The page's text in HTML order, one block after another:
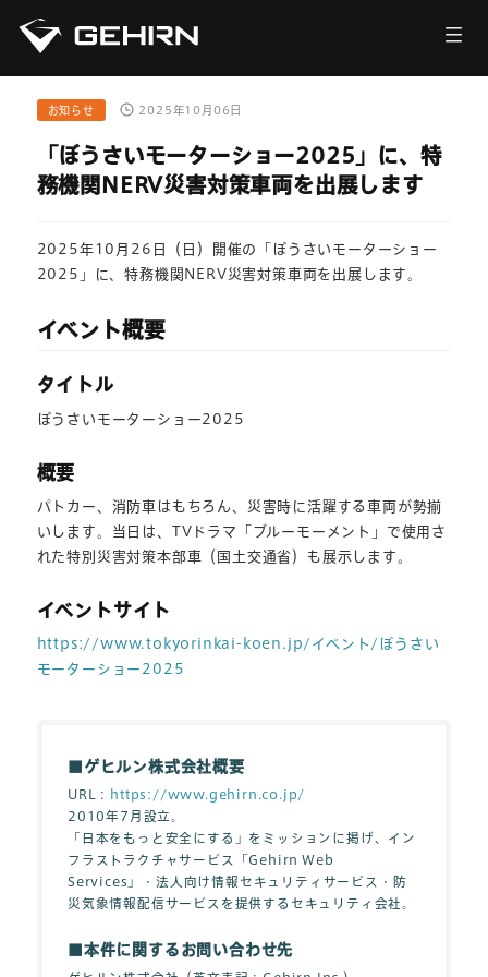
ニュース
お知らせ 2025年10月06日
「ぼうさいモーターショー2025」に、特
務機関NERV災害対策車両を出展します
2025年10月26日（日）開催の「ぼうさいモーターショー
2025」に、特務機関NERV災害対策車両を出展します。
イベント概要
タイトル
ぼうさいモーターショー2025
概要
パトカー、消防車はもちろん、災害時に活躍する車両が勢揃
いします。当日は、TVドラマ「ブルーモーメント」で使用さ
れた特別災害対策本部車（国土交通省）も展示します。
イベントサイト
https://www.tokyorinkai-koen.jp/イベント/ぼうさい
モーターショー2025
■ゲヒルン株式会社概要
URL：
https://www.gehirn.co.jp/
2010年7月設立。
「日本をもっと安全にする」をミッションに掲げ、イン
フラストラクチャサービス「Gehirn Web
Services」・法人向け情報セキュリティサービス・防
災気象情報配信サービスを提供するセキュリティ会社。
■本件に関するお問い合わせ先